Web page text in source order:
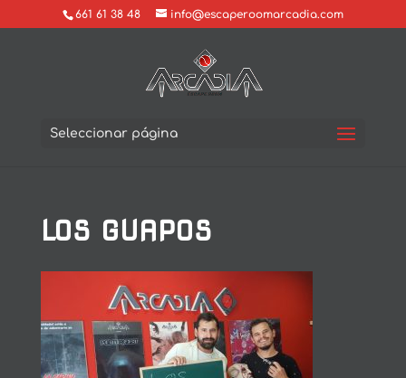
661 61 38 48 info@escaperoomarcadia.com
Seleccionar página
LOS GUAPOS